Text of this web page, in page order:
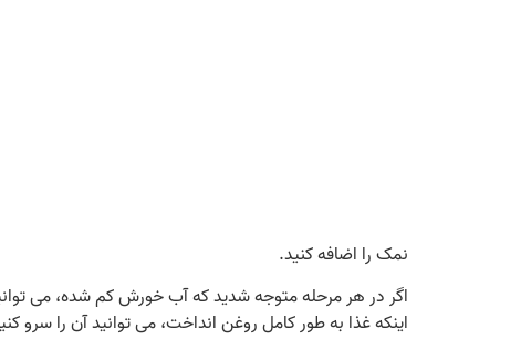
نمک را اضافه کنید.
اینکه غذا به طور کامل روغن انداخت، می‌ توانید آن را سرو